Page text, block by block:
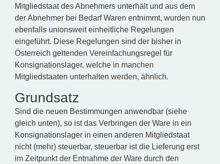
Mitgliedstaat des Abnehmers unterhält und aus dem
der Abnehmer bei Bedarf Waren entnimmt, wurden nun
ebenfalls unionsweit einheitliche Regelungen
eingeführt. Diese Regelungen sind der bisher in
Österreich geltenden Vereinfachungsregel für
Konsignationslager, welche in manchen
Mitgliedstaaten unterhalten werden, ähnlich.
Grundsatz
Sind die neuen Bestimmungen anwendbar (siehe
gleich unten), so ist das Verbringen der Ware in ein
Konsignationslager in einen anderen Mitgliedstaat
nicht (mehr) steuerbar, steuerbar ist die Lieferung erst
im Zeitpunkt der Entnahme der Ware durch den